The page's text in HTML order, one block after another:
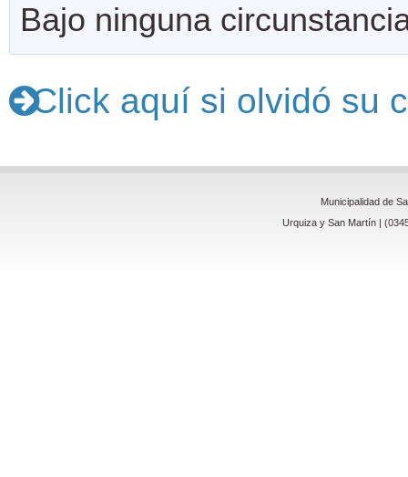
Bajo ninguna
Click aquí si olvidó su
Municipalidad de
Urquiza y San Martín |